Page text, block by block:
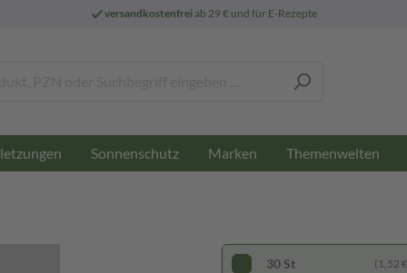
versandkostenfreiab 29 € und für E-Rezepte
Sonnenschutz Marken Themenwelten
30 St (1,52